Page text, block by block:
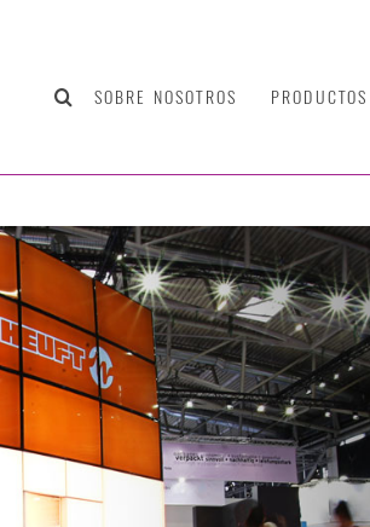
SOBRE NOSOTROS PRODUCTOS